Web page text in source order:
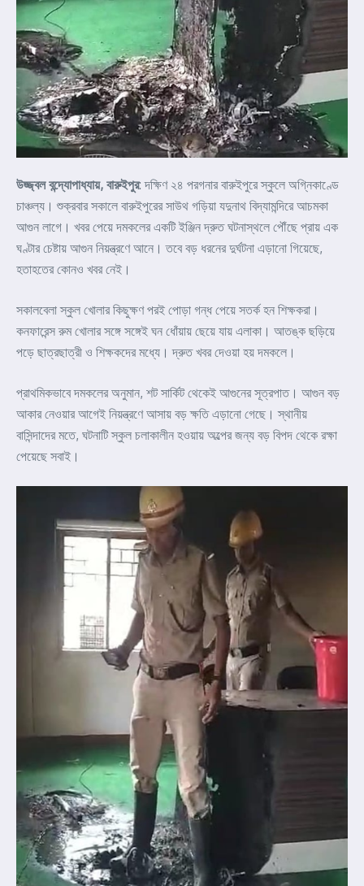
উজ্জ্বল বন্দ্যোপাধ্যায়, বারুইপুর: দক্ষিণ ২৪ পরগনার বারুইপুরে স্কুলে অগ্নিকাণ্ডে
চাঞ্চল্য। শুক্রবার সকালে বারুইপুরের সাউথ গড়িয়া যদুনাথ বিদ্যামন্দিরে আচমকা
আগুন লাগে। খবর পেয়ে দমকলের একটি ইঞ্জিন দ্রুত ঘটনাস্থলে পৌঁছে প্রায় এক
ঘণ্টার চেষ্টায় আগুন নিয়ন্ত্রণে আনে। তবে বড় ধরনের দুর্ঘটনা এড়ানো গিয়েছে,
হতাহতের কোনও খবর নেই।
সকালবেলা স্কুল খোলার কিছুক্ষণ পরই পোড়া গন্ধ পেয়ে সতর্ক হন শিক্ষকরা।
কনফারেন্স রুম খোলার সঙ্গে সঙ্গেই ঘন ধোঁয়ায় ছেয়ে যায় এলাকা। আতঙ্ক ছড়িয়ে
পড়ে ছাত্রছাত্রী ও শিক্ষকদের মধ্যে। দ্রুত খবর দেওয়া হয় দমকলে।
প্রাথমিকভাবে দমকলের অনুমান, শট সার্কিট থেকেই আগুনের সূত্রপাত। আগুন বড়
আকার নেওয়ার আগেই নিয়ন্ত্রণে আসায় বড় ক্ষতি এড়ানো গেছে। স্থানীয়
বাসিন্দাদের মতে, ঘটনাটি স্কুল চলাকালীন হওয়ায় অল্পের জন্য বড় বিপদ থেকে রক্ষা
পেয়েছে সবাই।